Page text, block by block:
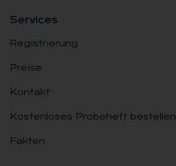
Ser­vices
Registrierung
Preise
Kontakt
Kostenloses Probeheft bestellen
Fakten